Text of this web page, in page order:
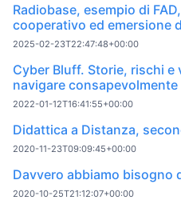
Radiobase, esempio di
cooperativo ed emersione
2025-02-23T22:47:48+00:00
Cyber Bluff. Storie, rischi e
navigare consapevolmente
2022-01-12T16:41:55+00:00
Didattica a Distanza,
2020-11-23T09:09:45+00:00
Davvero abbiamo bisogno
2020-10-25T21:12:07+00:00